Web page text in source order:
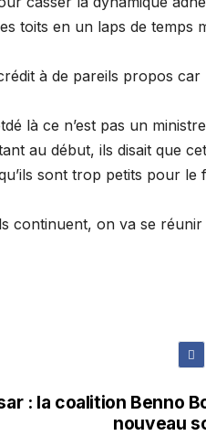
toits en un laps de temps
à de pareils propos
là ce n’est pas un
au début, ils disait que
sont trop petits pour le
continuent, on va se
: la coalition Benno
nouveau